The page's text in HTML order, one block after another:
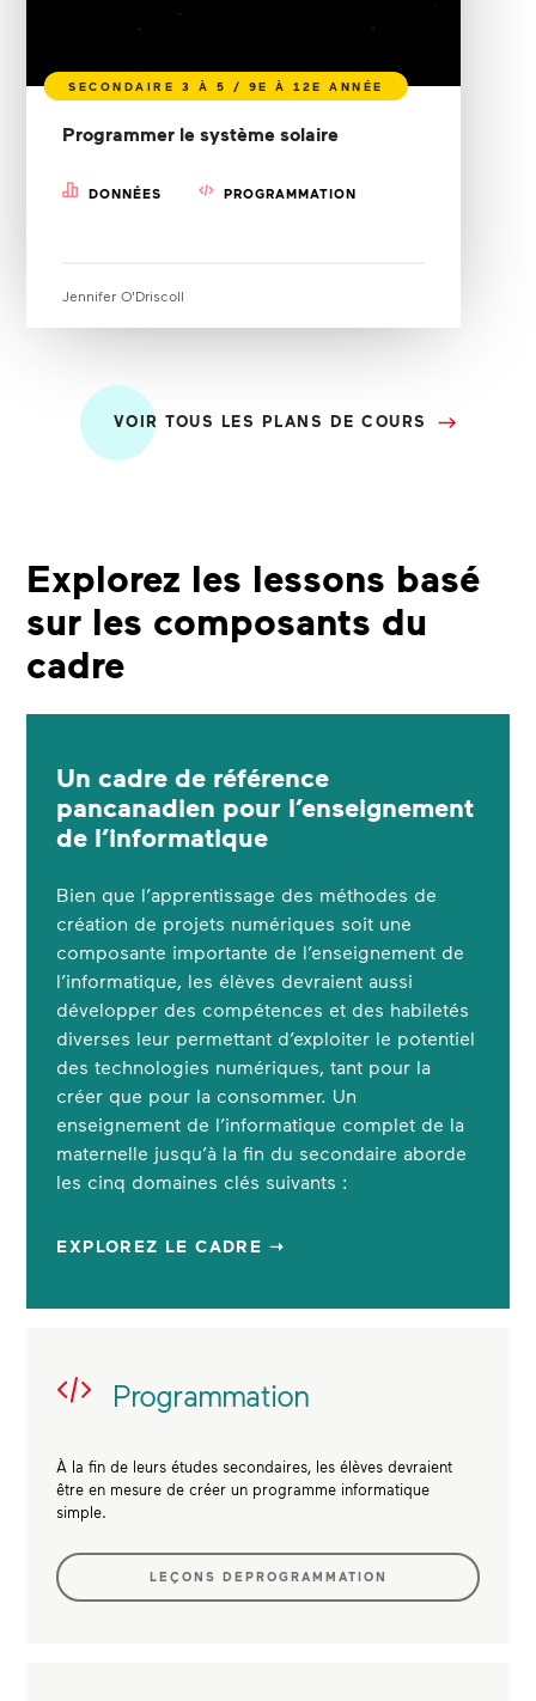
Programmer le système solaire
DONNÉES PROGRAMMATION
Jennifer O'Driscoll
VOIR TOUS LES PLANS DE COURS
Explorez les lessons basé
sur les composants du
cadre
Un cadre de référence
pancanadien pour l’enseignement
de l’informatique
Bien que l’apprentissage des méthodes de
création de projets numériques soit une
composante importante de l’enseignement de
l’informatique, les élèves devraient aussi
développer des compétences et des habiletés
diverses leur permettant d’exploiter le potentiel
des technologies numériques, tant pour la
créer que pour la consommer. Un
enseignement de l’informatique complet de la
maternelle jusqu’à la fin du secondaire aborde
les cinq domaines clés suivants :
EXPLOREZ LE CADRE ➝
Programmation
À la fin de leurs études secondaires, les élèves devraient
être en mesure de créer un programme informatique
simple.
LEÇONS DEPROGRAMMATION